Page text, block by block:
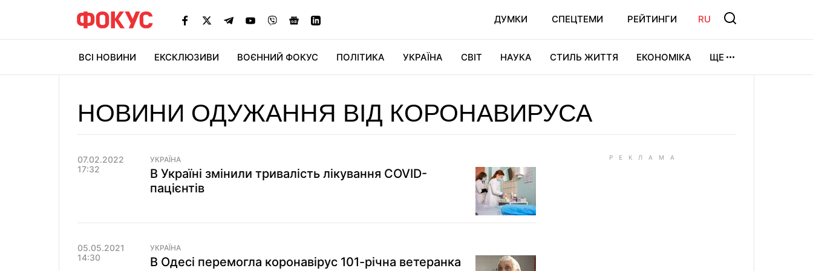
ДУМКИ СПЕЦТЕМИ РЕЙТИНГИ RU
ВСІ НОВИНИ ЕКСКЛЮЗИВИ ВОЄННИЙ ФОКУС ПОЛІТИКА УКРАЇНА СВІТ НАУКА СТИЛЬ ЖИТТЯ ЕКОНОМІКА ЩЕ
НОВИНИ ОДУЖАННЯ ВІД КОРОНАВИРУСА
07.02.2022
17:32
УКРАЇНА
В Україні змінили тривалість лікування COVID-
пацієнтів
05.05.2021
14:30
УКРАЇНА
В Одесі перемогла коронавірус 101-річна ветеранка